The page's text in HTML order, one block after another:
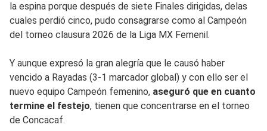
la espina porque después de siete Finales dirigidas, delas
cuales perdió cinco, pudo consagrarse como al Campeón
del torneo clausura 2026 de la Liga MX Femenil.
Y aunque expresó la gran alegría que le causó haber
vencido a Rayadas (3-1 marcador global) y con ello ser el
nuevo equipo Campeón femenino, aseguró que en cuanto
termine el festejo, tienen que concentrarse en el torneo
de Concacaf.